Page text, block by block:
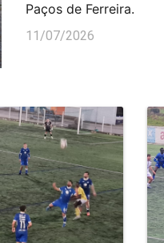
Paços de Ferreira.
11/07/2026